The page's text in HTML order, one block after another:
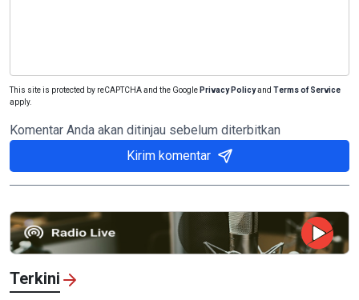
This site is protected by reCAPTCHA and the Google Privacy Policyand Terms of Service
apply.
Komentar Anda akan ditinjau sebelum diterbitkan
Kirim komentar
Terkini